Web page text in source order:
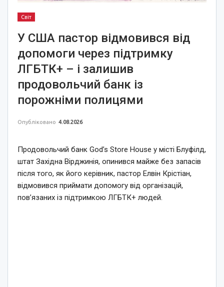
Світ
У США пастор відмовився від
допомоги через підтримку
ЛГБТК+ – і залишив
продовольчий банк із
порожніми полицями
Опубліковано 4.08.2026
Продовольчий банк God’s Store House у місті Блуфілд,
штат Західна Вірджинія, опинився майже без запасів
після того, як його керівник, пастор Елвін Крістіан,
відмовився приймати допомогу від організацій,
пов’язаних із підтримкою ЛГБТК+ людей.